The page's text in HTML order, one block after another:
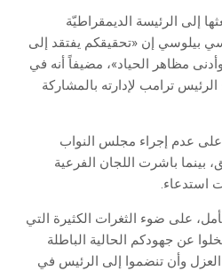
إلى الرئيسة الديمقراطيّة
بيلوسي إن «تحقيقكم يفتقد إلى
مظاهر الحياد»، مضيفاً أنه في
ترامب لإدارته بالمشاركة
عدم إجراء مجلس النواب
بينما باشرت اللجان الفرعية
استدعاء.
على ضوء الثغرات الكثيرة التي
عن جهودكم الحالية الباطلة
العزل وأن تنضموا إلى الرئيس في